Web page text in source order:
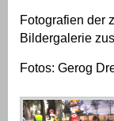
Fotografien der
Bildergalerie
Fotos: Gerog